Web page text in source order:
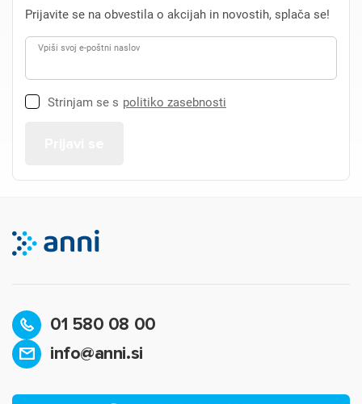
Prijavite se na obvestila o akcijah in novostih, splača se!
Vpiši svoj e-poštni naslov
Strinjam se s politiko zasebnosti
01 580 08 00
info@anni.si